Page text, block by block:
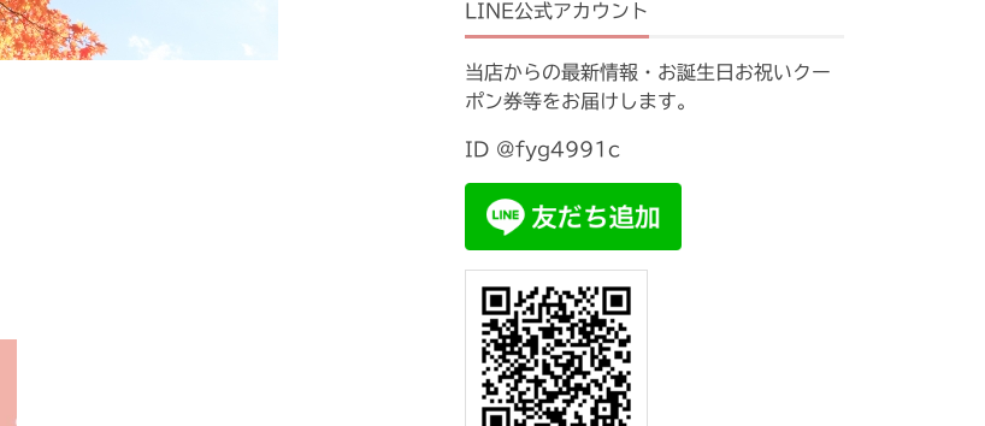
LINE公式アカウント
当店からの最新情報・お誕生日お祝いクー
ポン券等をお届けします。
ID @fyg4991c